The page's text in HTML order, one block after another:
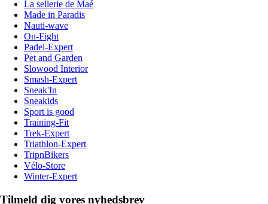
La sellerie de Maé
Made in Paradis
Nauti-wave
On-Fight
Padel-Expert
Pet and Garden
Slowood Interior
Smash-Expert
Sneak'In
Sneakids
Sport is good
Training-Fit
Trek-Expert
Triathlon-Expert
TripnBikers
Vélo-Store
Winter-Expert
Tilmeld dig vores nyhedsbrev